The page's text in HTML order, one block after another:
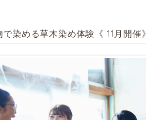
染める草木染め体験《 11月開催》